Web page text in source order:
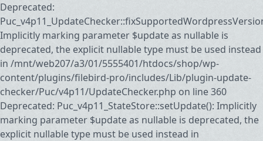
Deprecated:
Implicitly marking parameter $update as nullable is
deprecated, the explicit nullable type must be used instead
in /mnt/web207/a3/01/5555401/htdocs/shop/wp-
content/plugins/filebird-pro/includes/Lib/plugin-update-
checker/Puc/v4p11/UpdateChecker.php on line 360
Deprecated: Puc_v4p11_StateStore::setUpdate(): Implicitly
marking parameter $update as nullable is deprecated, the
explicit nullable type must be used instead in